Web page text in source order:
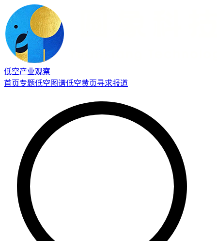
低空产业观察
首页专题低空图谱低空黄页寻求报道